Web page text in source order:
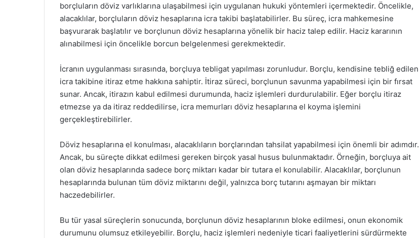
borçluların döviz varlıklarına ulaşabilmesi için uygulanan hukuki yöntemleri içermektedir. Öncelikle,
alacaklılar, borçluların döviz hesaplarına icra takibi başlatabilirler. Bu süreç, icra mahkemesine
başvurarak başlatılır ve borçlunun döviz hesaplarına yönelik bir haciz talep edilir. Haciz kararının
alınabilmesi için öncelikle borcun belgelenmesi gerekmektedir.
İcranın uygulanması sırasında, borçluya tebligat yapılması zorunludur. Borçlu, kendisine tebliğ edilen
icra takibine itiraz etme hakkına sahiptir. İtiraz süreci, borçlunun savunma yapabilmesi için bir fırsat
sunar. Ancak, itirazın kabul edilmesi durumunda, haciz işlemleri durdurulabilir. Eğer borçlu itiraz
etmezse ya da itiraz reddedilirse, icra memurları döviz hesaplarına el koyma işlemini
gerçekleştirebilirler.
Döviz hesaplarına el konulması, alacaklıların borçlarından tahsilat yapabilmesi için önemli bir adımdır.
Ancak, bu süreçte dikkat edilmesi gereken birçok yasal husus bulunmaktadır. Örneğin, borçluya ait
olan döviz hesaplarında sadece borç miktarı kadar bir tutara el konulabilir. Alacaklılar, borçlunun
hesaplarında bulunan tüm döviz miktarını değil, yalnızca borç tutarını aşmayan bir miktarı
haczedebilirler.
Bu tür yasal süreçlerin sonucunda, borçlunun döviz hesaplarının bloke edilmesi, onun ekonomik
durumunu olumsuz etkileyebilir. Borçlu, haciz işlemleri nedeniyle ticari faaliyetlerini sürdürmekte